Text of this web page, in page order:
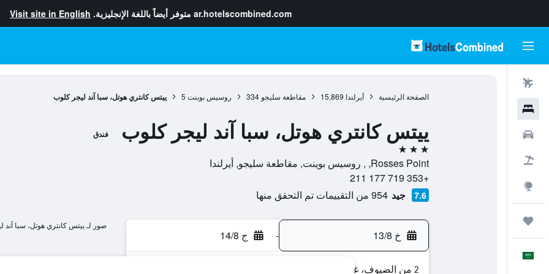
ar.hotelscombined.com متوفر أيضاً باللغة الإنجليزية. Visit site in English
الصفحة الرئيسية أيرلندا 15,869 مقاطعة سليجو 334 روسيس بوينت 5 ييتس كانتري هوتل، سبا آند ليجر كلوب
ييتس كانتري هوتل، سبا آند ليجر كلوب فندق
3 نجوم
Rosses Point, , روسيس بوينت, مقاطعة سليجو, أيرلندا
+353 719 177 211
7.6 جيد 954 من التقييمات تم التحقق منها
خ 13/8 - ج 14/8
2 من الضيوف، غرفة واحدة
صور لـ ييتس كانتري هوتل، سبا آند